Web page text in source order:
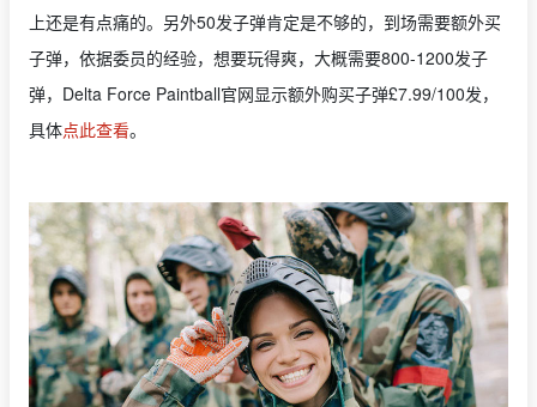
上还是有点痛的。另外50发子弹肯定是不够的，到场需要额外买
子弹，依据委员的经验，想要玩得爽，大概需要800-1200发子
弹，Delta Force Paintball官网显示额外购买子弹£7.99/100发，
具体点此查看。